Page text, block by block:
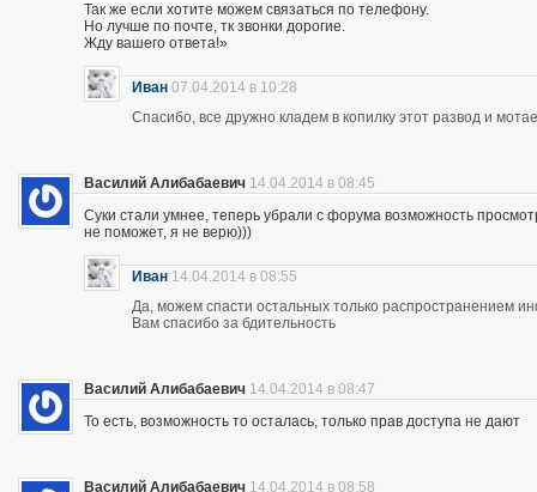
Так же если хотите можем связаться по телефону.
Но лучше по почте, тк звонки дорогие.
Жду вашего ответа!»
Иван 07.04.2014 в 10:28
Спасибо, все дружно кладем в копилку этот развод и
Василий Алибабаевич 14.04.2014 в 08:45
Суки стали умнее, теперь убрали с форума возможность
не поможет, я не верю)))
Иван 14.04.2014 в 08:55
Да, можем спасти остальных только распространением
Вам спасибо за бдительность
Василий Алибабаевич 14.04.2014 в 08:47
То есть, возможность то осталась, только прав доступа не дают
Василий Алибабаевич 14.04.2014 в 08:58